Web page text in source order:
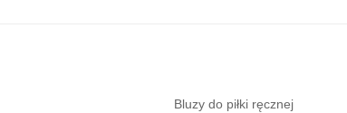
Bluzy do piłki ręcznej